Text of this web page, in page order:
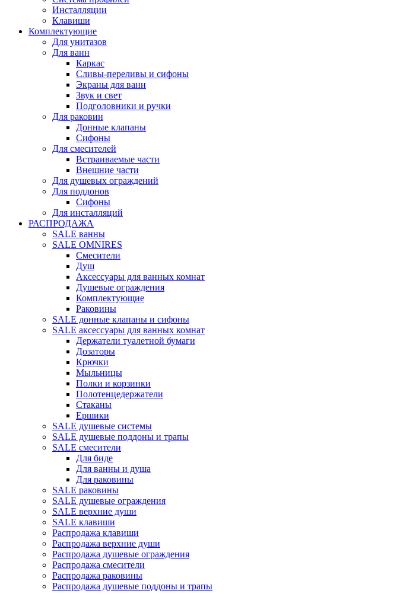
Инсталляции
Клавиши
Комплектующие
Для унитазов
Для ванн
Каркас
Сливы-переливы и сифоны
Экраны для ванн
Звук и свет
Подголовники и ручки
Для раковин
Донные клапаны
Сифоны
Для смесителей
Встраиваемые части
Внешние части
Для душевых ограждений
Для поддонов
Сифоны
Для инсталляций
РАСПРОДАЖА
SALE ванны
SALE OMNIRES
Смесители
Душ
Аксессуары для ванных комнат
Душевые ограждения
Комплектующие
Раковины
SALE донные клапаны и сифоны
SALE аксессуары для ванных комнат
Держатели туалетной бумаги
Дозаторы
Крючки
Мыльницы
Полки и корзинки
Полотенцедержатели
Стаканы
Ершики
SALE душевые системы
SALE душевые поддоны и трапы
SALE смесители
Для биде
Для ванны и душа
Для раковины
SALE раковины
SALE душевые ограждения
SALE верхние души
SALE клавиши
Распродажа клавиши
Распродажа верхние души
Распродажа душевые ограждения
Распродажа смесители
Распродажа раковины
Распродажа душевые поддоны и трапы